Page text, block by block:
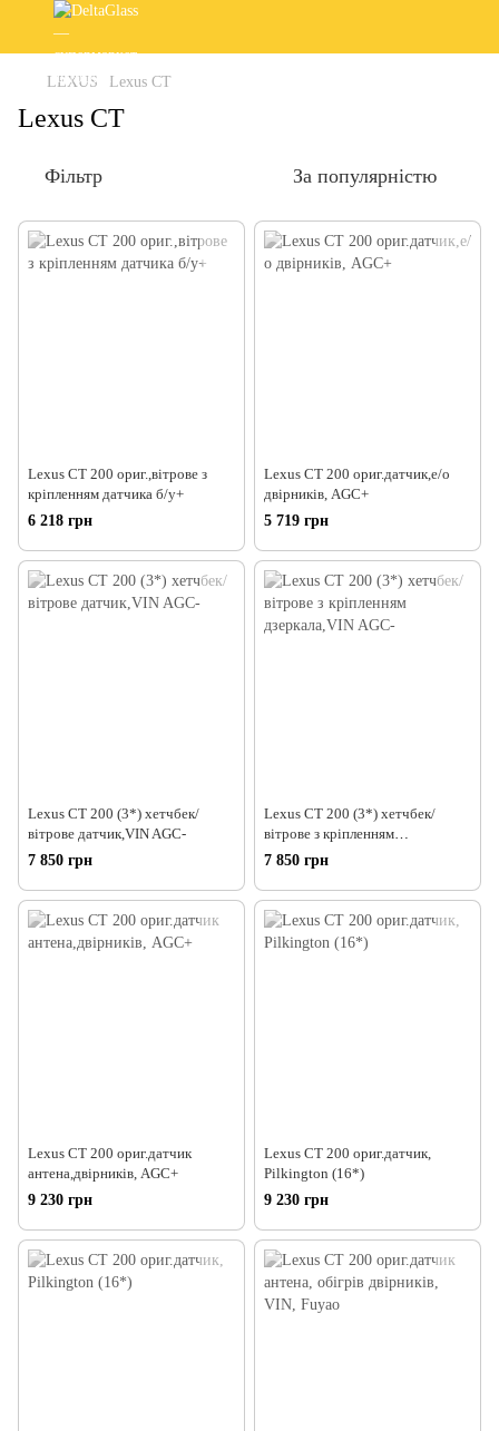
LEXUS Lexus CT
Lexus CT
Фільтр За популярністю
Lexus CT 200 ориг.,вітрове з
кріпленням датчика б/у+
6 218 грн
Lexus CT 200 ориг.датчик,е/о
двірників, AGC+
5 719 грн
Lexus CT 200 (3*) хетчбек/
вітрове датчик,VIN AGC-
7 850 грн
Lexus CT 200 (3*) хетчбек/
вітрове з кріпленням
дзеркала,VIN AGC-
7 850 грн
Lexus CT 200 ориг.датчик
антена,двірників, AGC+
9 230 грн
Lexus CT 200 ориг.датчик,
Pilkington (16*)
9 230 грн